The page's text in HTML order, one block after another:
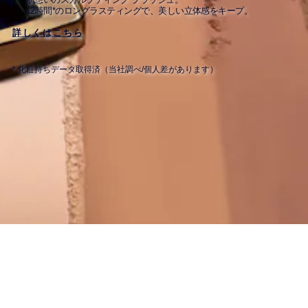
12時間*のロングラスティングで、美しい立体感をキープ。
詳しくはこちら
* 化粧持ちデータ取得済（当社調べ/個人差があります​）